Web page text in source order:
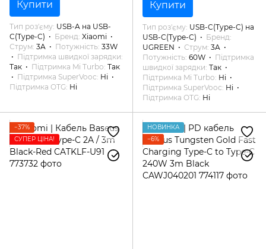
Купити
Тип роз'єму USB-A на USB-
C(Type-C)
Бренд Xiaomi
Струм 3A Потужність 33W
Підтримка швидкої зарядки
Так
Підтримка Mi Turbo Так
Підтримка SuperVooc Ні
Підтримка OTG Ні
Купити
Тип роз'єму USB-C(Type-C) на
USB-C(Type-C)
Бренд
UGREEN
Струм 3A
Потужність 60W
Підтримка
швидкої зарядки Так
Підтримка Mi Turbo Ні
Підтримка SuperVooc Ні
Підтримка OTG Ні
−37%
СУПЕР ЦІНА!
НОВИНКА
−6%